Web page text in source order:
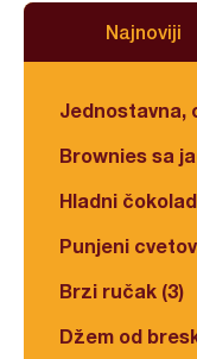
Najnoviji
Jednostavna,
Brownies sa
Hladni
Punjeni
Brzi ručak (3)
Džem od